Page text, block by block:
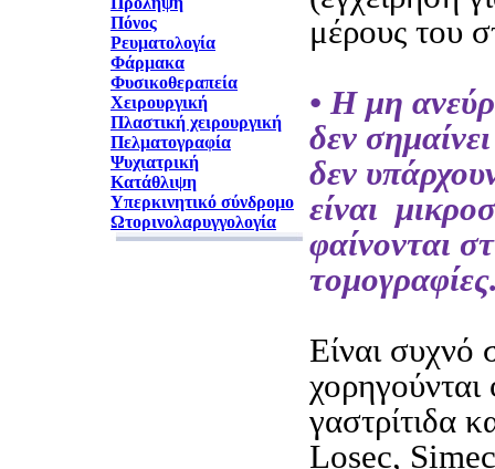
Πόνος
Ρευματολογία
Φάρμακα
Φυσικοθεραπεία
Χειρουργική
Πλαστική χειρουργική
Πελματογραφία
Ψυχιατρική
Κατάθλιψη
Υπερκινητικό σύνδρομο
Ωτορινολαρυγγολογία
μέρους του
• Η μη
δεν
δεν
είναι
φαίνονται
Είναι
γαστρίτιδα
Losec,